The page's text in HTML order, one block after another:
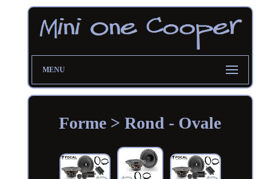
MENU
Forme > Rond - Ovale